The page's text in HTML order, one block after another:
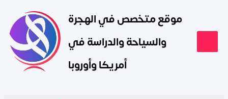
موقع متخصص في الهجرة
والسياحة والدراسة في
أمريكا وأوروبا